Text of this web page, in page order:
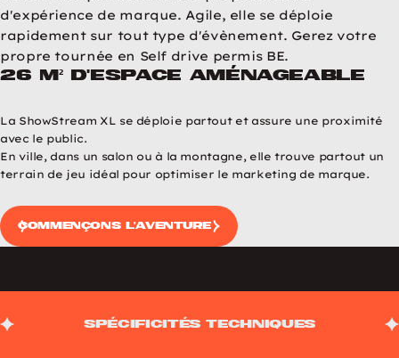
d'expérience de marque. Agile, elle se déploie
rapidement sur tout type d'évènement. Gerez votre
propre tournée en Self drive permis BE.
Photos de la
26 m² d'espace aménageable
La ShowStream XL se déploie partout et assure une proximité
avec le public.
En ville, dans un salon ou à la montagne, elle trouve partout un
terrain de jeu idéal pour optimiser le marketing de marque.
commençons l'aventure
Spécificités techniques